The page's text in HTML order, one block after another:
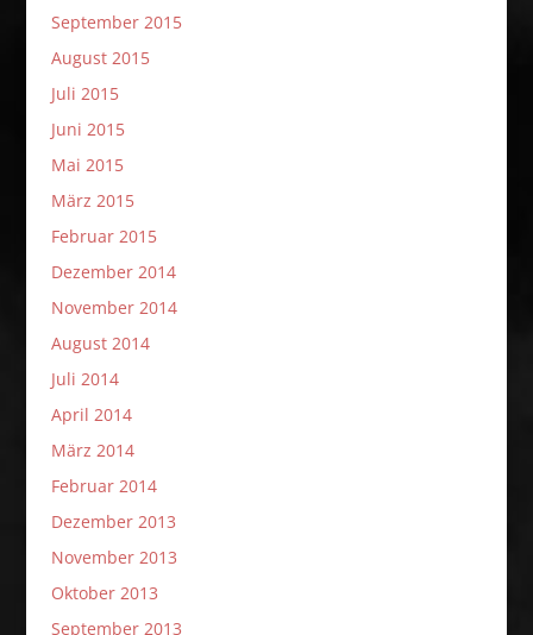
September 2015
August 2015
Juli 2015
Juni 2015
Mai 2015
März 2015
Februar 2015
Dezember 2014
November 2014
August 2014
Juli 2014
April 2014
März 2014
Februar 2014
Dezember 2013
November 2013
Oktober 2013
September 2013